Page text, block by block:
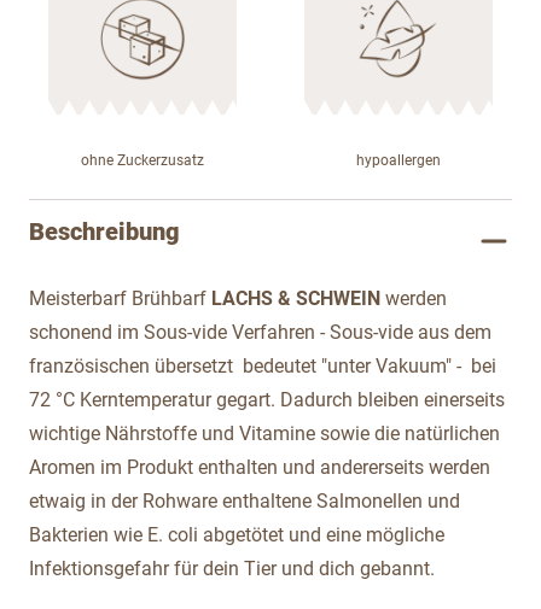
ohne Zuckerzusatz hypoallergen
Beschreibung
Meisterbarf Brühbarf LACHS & SCHWEIN werden
schonend im Sous-vide Verfahren - Sous-vide aus dem
französischen übersetzt bedeutet "unter Vakuum" - bei
72 °C Kerntemperatur gegart. Dadurch bleiben einerseits
wichtige Nährstoffe und Vitamine sowie die natürlichen
Aromen im Produkt enthalten und andererseits werden
etwaig in der Rohware enthaltene Salmonellen und
Bakterien wie E. coli abgetötet und eine mögliche
Infektionsgefahr für dein Tier und dich gebannt.